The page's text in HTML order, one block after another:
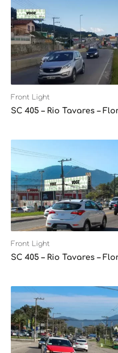
Front Light
SC 405 – Rio Tavares –
Front Light
SC 405 – Rio Tavares –